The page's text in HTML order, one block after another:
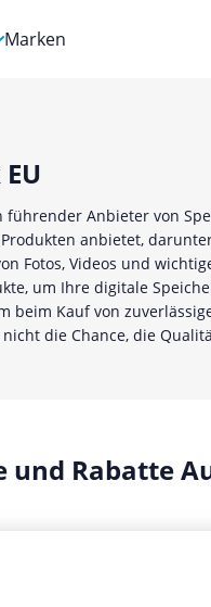
Elektronik
& Media Mode
Marken
führender Anbieter von
anbietet,
Fotos, Videos und
um Ihre digitale
beim Kauf von
nicht die Chance, die
und Rabatte